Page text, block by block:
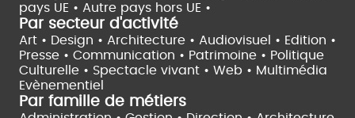
pays UE • Autre pays hors UE •
Par secteur d'activité
Art • Design • Architecture • Audiovisuel • Edition •
Presse • Communication • Patrimoine • Politique
Culturelle • Spectacle vivant • Web • Multimédia
Evènementiel
Par famille de métiers